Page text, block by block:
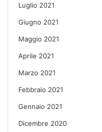
Luglio 2021
Giugno 2021
Maggio 2021
Aprile 2021
Marzo 2021
Febbraio 2021
Gennaio 2021
Dicembre 2020